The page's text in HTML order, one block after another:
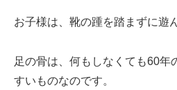
お子様は、靴の踵を踏まずに遊
足の骨は、何もしなくても60年
すいものなのです。